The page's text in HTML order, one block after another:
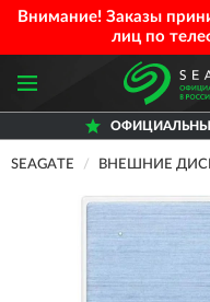
Внимание! Заказы
лиц по
SEAGATE ВНЕШНИЕ